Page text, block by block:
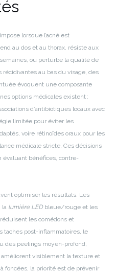
lorsque l’acné est
au dos et au thorax, résiste aux
ou perturbe la qualité de
au bas du visage, des
évoquent une composante
options médicales existent :
d’antibiotiques locaux avec
limitée pour éviter les
voire rétinoïdes oraux pour les
médicale stricte. Ces décisions
évaluant bénéfices, contre-
optimiser les résultats. Les
la lumière LEDbleue/rouge et les
les comédons et
taches post-inflammatoires, le
des peelings moyen-profond,
visiblement la texture et
foncées, la priorité est de prévenir